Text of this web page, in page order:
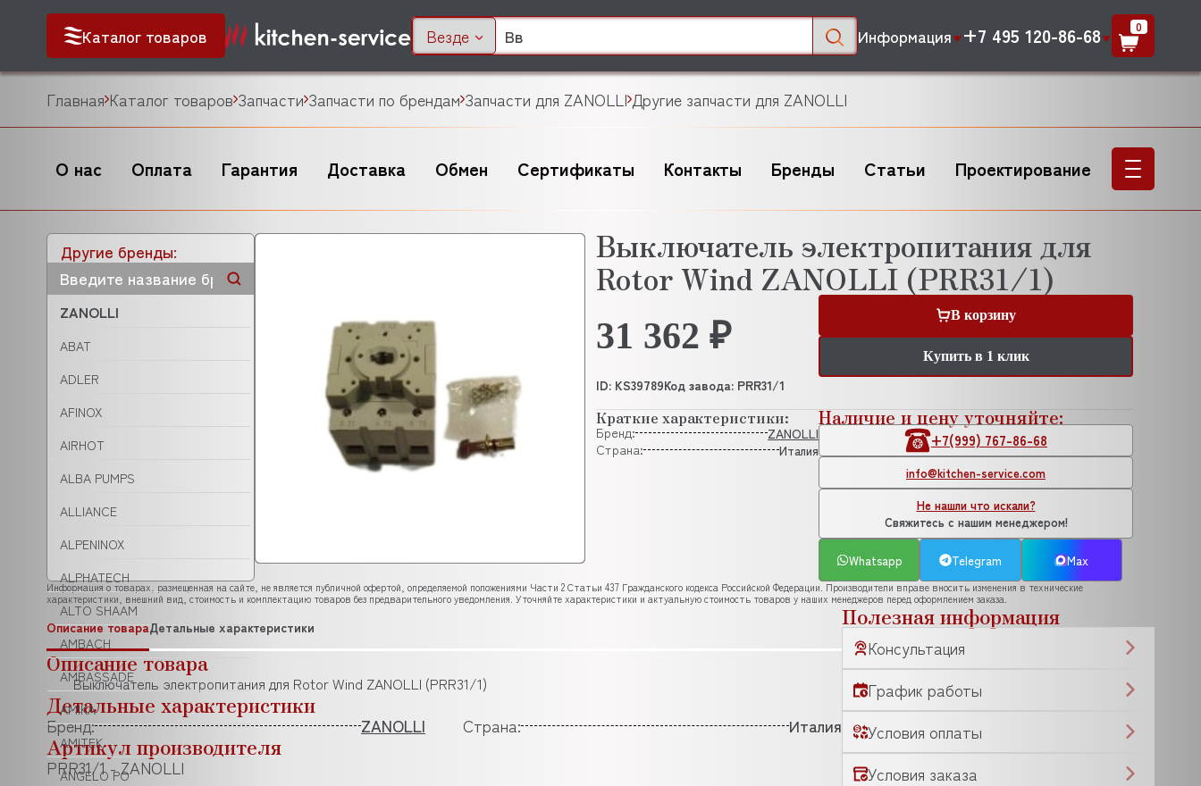
Каталог товаров Везде Информация +7 495 120-86-68 0
Главная Каталог товаров Запчасти Запчасти по брендам Запчасти для ZANOLLI Другие запчасти для ZANOLLI
О нас Оплата Гарантия Доставка Обмен Сертификаты Контакты Бренды Статьи Проектирование
Другие бренды:
ZANOLLI
ABAT
ADLER
AFINOX
AIRHOT
ALBA PUMPS
ALLIANCE
ALPENINOX
ALPHATECH
ALTO SHAAM
AMBACH
AMBASSADE
AMIKA
AMITEK
ANGELO PO
Выключатель электропитания для
Rotor Wind ZANOLLI (PRR31/1)
31 362 ₽
В корзину
Купить в 1 клик
ID: KS39789Код завода: PRR31/1
Краткие характеристики:
Бренд:
ZANOLLI
Страна:
Италия
Наличие и цену уточняйте:
+7(999) 767-86-68
info@kitchen-service.com
Не нашли что искали?
Свяжитесь с нашим менеджером!
Whatsapp Telegram Max
Информация о товарах, размещенная на сайте, не является публичной офертой, определяемой положениями Части 2 Статьи 437 Гражданского кодекса Российской Федерации. Производители вправе вносить изменения в технические
характеристики, внешний вид, стоимость и комплектацию товаров без предварительного уведомления. Уточняйте характеристики и актуальную стоимость товаров у наших менеджеров перед оформлением заказа.
Описание товараДетальные характеристики
Описание товара
Выключатель электропитания для Rotor Wind ZANOLLI (PRR31/1)
Детальные характеристики
Бренд: ZANOLLI Страна: Италия
Артикул производителя
PRR31/1 - ZANOLLI
Полезная информация
Консультация
График работы
Условия оплаты
Условия заказа